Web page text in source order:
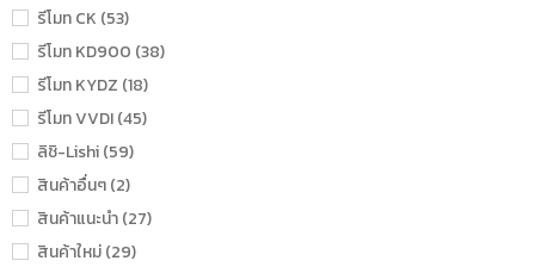
รีโมท CK (53)
รีโมท KD900 (38)
รีโมท KYDZ (18)
รีโมท VVDI (45)
ลิชิ-Lishi (59)
สินค้าอื่นๆ (2)
สินค้าแนะนำ (27)
สินค้าใหม่ (29)